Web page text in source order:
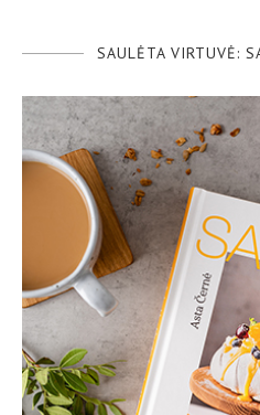
SAULĖTA VIRTUVĖ: